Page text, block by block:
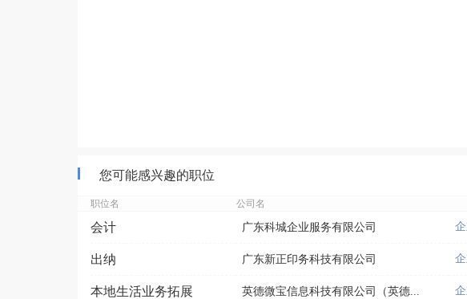
您可能感兴趣的职位
职位名 公司名
会计 广东科城企业服务有限公司
出纳 广东新正印务科技有限公司
本地生活业务拓展 英德微宝信息科技有限公司（英德...